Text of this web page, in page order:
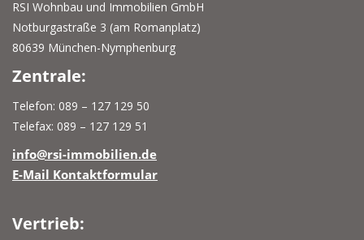
RSI Wohnbau und Immobilien GmbH
Notburgastraße 3 (am Romanplatz)
80639 München-Nymphenburg
Zentrale:
Telefon: 089 – 127 129 50
Telefax: 089 – 127 129 51
info@rsi-immobilien.de
E-Mail Kontaktformular
Vertrieb: